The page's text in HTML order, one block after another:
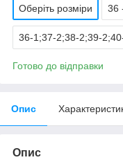
Оберіть розміри 36
36-1;37-2;38-2;39-
Готово до відправки
Опис
Опис